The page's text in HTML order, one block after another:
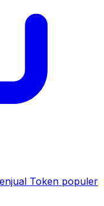
Token populer